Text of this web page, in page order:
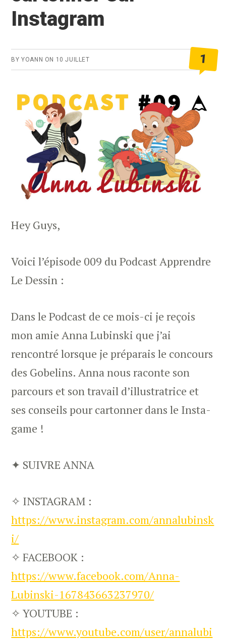
Instagram
BYYOANN ON 10 JUILLET 1
Hey Guys,
Voici l’épisode 009 du Podcast Apprendre
Le Dessin :
Dans le Podcast de ce mois-ci je reçois
mon amie Anna Lubinski que j’ai
rencontré lorsque je préparais le concours
des Gobelins. Anna nous raconte son
parcours et son travail d’illustratrice et
ses conseils pour cartonner dans le Insta-
game !
✦ SUIVRE ANNA
✧ INSTAGRAM :
https://www.instagram.com/annalubinsk
i/
✧ FACEBOOK :
https://www.facebook.com/Anna-
Lubinski-167843663237970/
✧ YOUTUBE :
https://www.youtube.com/user/annalubi